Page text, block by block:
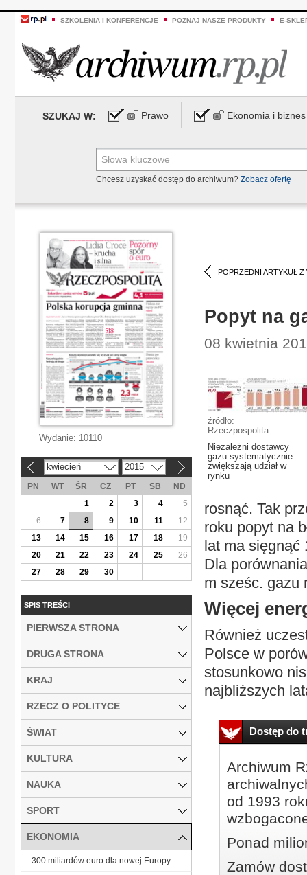
SZKOLENIA I KONFERENCJE POZNAJ NASZE PRODUKTY E-
SZUKAJ W: Prawo Ekonomia i biznes
Chcesz uzyskać dostęp do archiwum? Zobacz ofertę
POPRZEDNI ARTYKUŁ Z
Popyt na
08 kwietnia
źródło:
Rzeczpospolita
Niezależni dostawcy
gazu systematycznie
zwiększają udział w
rynku
rosnąć. Tak
roku popyt na
lat ma sięgnąć
Dla
m sześc. gazu
Więcej
Również
Polsce w
stosunkowo
najbliższych
Dostęp do
Archiwum
od 1993
Ponad
Zamów
Wydanie: 10110
kwiecień 2015
PN WT ŚR CZ PT SB
ND
1
2 3 4
5
6
7 8 9 10 11
12
13
14 15 16 17 18
19
20
21 22 23 24 25
26
27
28 29 30
SPIS TREŚCI
PIERWSZA STRONA
DRUGA STRONA
KRAJ
RZECZ O POLITYCE
ŚWIAT
KULTURA
NAUKA
SPORT
EKONOMIA
300 miliardów euro dla nowej Europy